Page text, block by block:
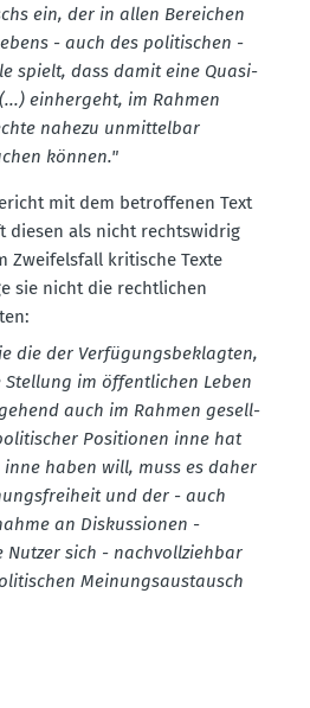
ein, der in allen Bereichen
- auch des politi­schen -
spielt, dass damit eine Quasi-
einhergeht, im Rahmen
nahezu unmit­telbar
können."
mit dem betrof­fenen Text
diesen als nicht rechts­widrig
Zweifelsfall kritische Texte
sie nicht die recht­lichen
die der Verfü­gungs­be­klagten,
im öffent­lichen Leben
auch im Rahmen gesell­
Positionen inne hat
haben will, muss es daher
und der - auch
an Diskus­sionen -
Nutzer sich - nachvoll­ziehbar
Meinungs­aus­tausch